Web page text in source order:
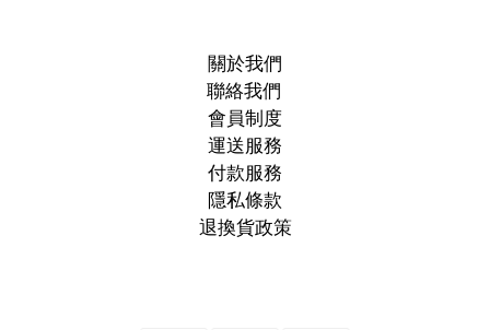
關於我們
聯絡我們
會員制度
運送服務
付款服務
隱私條款
退換貨政策